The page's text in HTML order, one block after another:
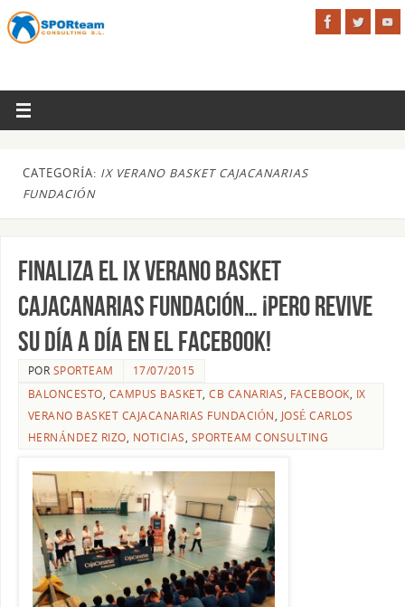
CATEGORÍA: IX VERANO BASKET CAJACANARIAS
FUNDACIÓN
Finaliza el IX Verano Basket
CajaCanarias Fundación… ¡pero revive
su día a día en el Facebook!
POR SPORTEAM
17/07/2015
BALONCESTO, CAMPUS BASKET,CB CANARIAS, FACEBOOK, IX
VERANO BASKET CAJACANARIAS FUNDACIÓN, JOSÉ CARLOS
HERNÁNDEZ RIZO, NOTICIAS, SPORTEAM CONSULTING